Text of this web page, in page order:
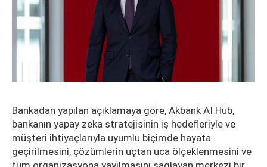
Bankadan yapılan açıklamaya göre, Akbank AI Hub,
bankanın yapay zeka stratejisinin iş hedefleriyle ve
müşteri ihtiyaçlarıyla uyumlu biçimde hayata
geçirilmesini, çözümlerin uçtan uca ölçeklenmesini ve